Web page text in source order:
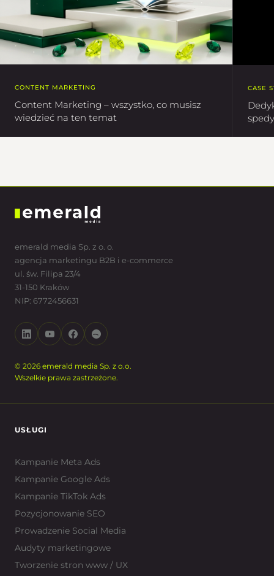
CONTENT MARKETING
Content Marketing – wszystko, co musisz
wiedzieć na ten temat
CASE
emerald media Sp. z o. o.
agencja marketingu B2B i e-commerce
ul. św. Filipa 23/4
31-150 Kraków
NIP: 6772456631
© 2026 emerald media Sp. z o.o.
Wszelkie prawa zastrzeżone.
USŁUGI
Kampanie Meta Ads
Kampanie Google Ads
Kampanie TikTok Ads
Pozycjonowanie SEO
Prowadzenie Social Media
Audyty marketingowe
Tworzenie stron www / UX